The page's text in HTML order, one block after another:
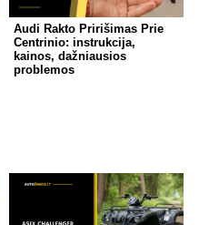
Audi Rakto Pririšimas Prie
Centrinio: instrukcija,
kainos, dažniausios
problemos